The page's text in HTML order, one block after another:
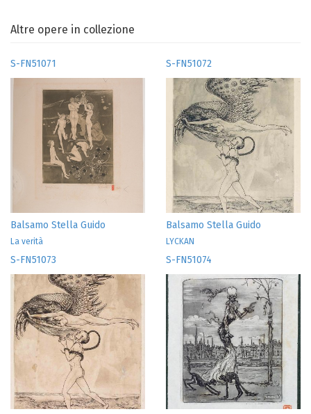
Altre opere in collezione
S-FN51071
Balsamo Stella Guido
La verità
S-FN51072
Balsamo Stella Guido
LYCKAN
S-FN51073 S-FN51074